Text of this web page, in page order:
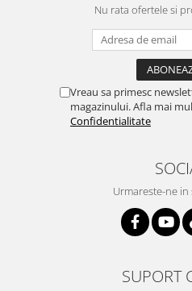
Nu rata ofertele si
Vreau sa primesc
magazinului. Afla mai
Confidentialitate
Urmareste-ne in
SUPORT